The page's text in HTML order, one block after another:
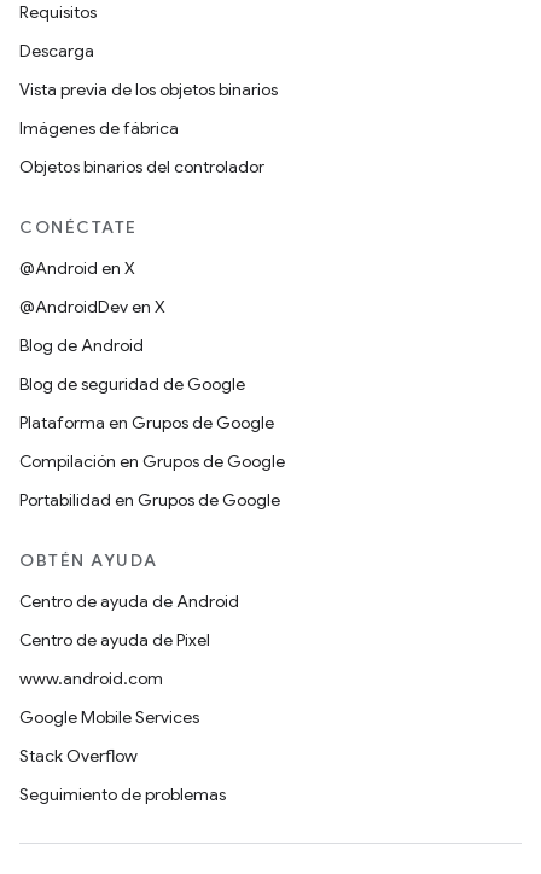
Requisitos
Descarga
Vista previa de los objetos binarios
Imágenes de fábrica
Objetos binarios del controlador
CONÉCTATE
@Android en X
@AndroidDev en X
Blog de Android
Blog de seguridad de Google
Plataforma en Grupos de Google
Compilación en Grupos de Google
Portabilidad en Grupos de Google
OBTÉN AYUDA
Centro de ayuda de Android
Centro de ayuda de Pixel
www.android.com
Google Mobile Services
Stack Overflow
Seguimiento de problemas